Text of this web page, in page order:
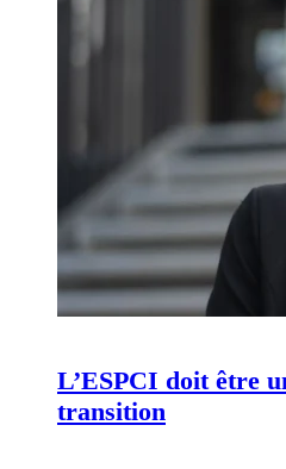
L’ESPCI doit être
transition